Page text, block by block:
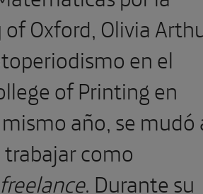
Oxford, Olivia
en el
of Printing en
año, se mudó
trabajar como
freelance. Durante su